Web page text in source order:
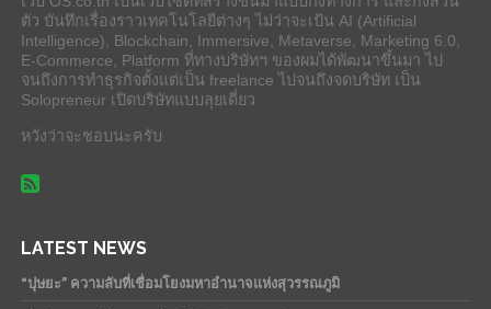
ตัว บันทึกเรื่องราวเทคโนโลยีต่างๆ ไม่ว่าจะเป้น AI (Artificial
Intelligence), Blockchain, Immersive, Metaverse, Marketing 6.0,
E-Commerce, Platform ที่ทางบริษัทฯ ของผมได้พัฒนาขึ้นมา ไป
จนถึงการทำธุรกิจตั้งแต่เป็น freelance ไปจนถึงจดบริษัท เป็น
Solopreneur เปิดบริษัทแบบลุยเดี่ยว
หวังว่าจะชอบนะครับ
LATEST NEWS
“ปุษยะ” ความลับที่เชื่อมโยงมหาอำนาจแห่งสุวรรณภูมิ